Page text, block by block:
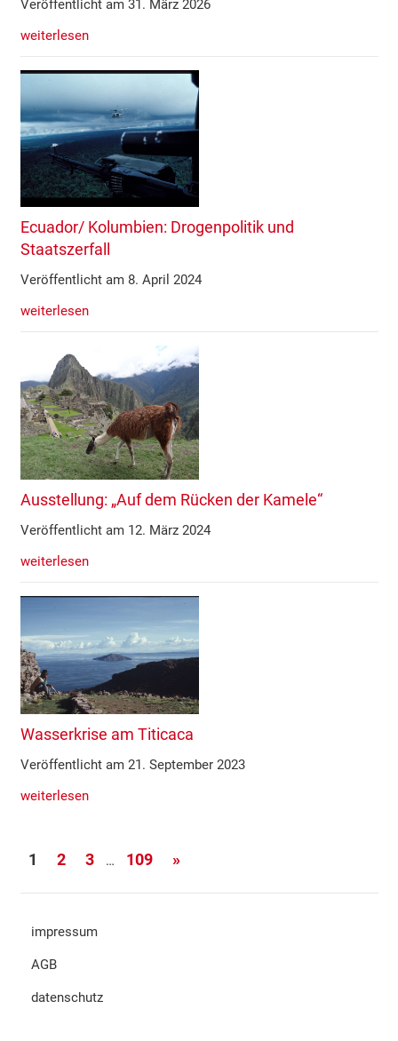
Veröffentlicht am 31. März 2026
weiterlesen
Ecuador/ Kolumbien: Drogenpolitik und
Staatszerfall
Veröffentlicht am 8. April 2024
weiterlesen
Ausstellung: „Auf dem Rücken der Kamele“
Veröffentlicht am 12. März 2024
weiterlesen
Wasserkrise am Titicaca
Veröffentlicht am 21. September 2023
weiterlesen
Seitennummerierung
1 2 3 … 109
Nächste
»
impressum
AGB
datenschutz